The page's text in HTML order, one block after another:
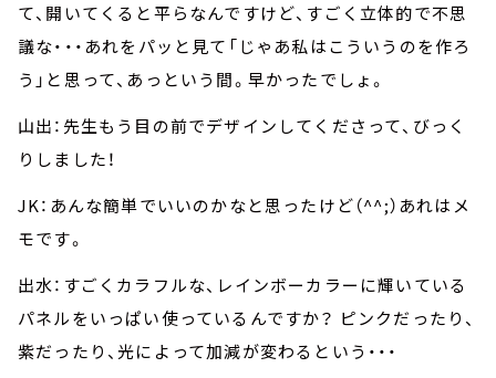
て、開いてくると平らなんですけど、すごく立体的で不思
議な・・・あれをパッと見て「じゃあ私はこういうのを作ろ
う」と思って、あっという間。早かったでしょ。
山出：先生もう目の前でデザインしてくださって、びっく
りしました！
JK：あんな簡単でいいのかなと思ったけど（^^;）あれはメ
モです。
出水：すごくカラフルな、レインボーカラーに輝いている
パネルをいっぱい使っているんですか？ ピンクだったり、
紫だったり、光によって加減が変わるという・・・